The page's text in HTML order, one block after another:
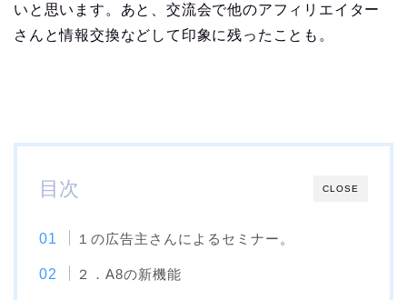
いと思います。あと、交流会で他のアフィリエイター
さんと情報交換などして印象に残ったことも。
CLOSE
目次
１の広告主さんによるセミナー。
２．A8の新機能